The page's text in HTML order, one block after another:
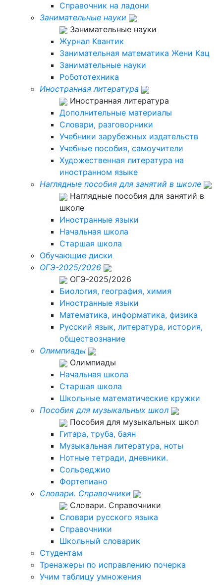
Справочник на ладони
Занимательные науки
Занимательные науки
Журнал Квантик
Занимательная математика Жени Кац
Занимательные науки
Робототехника
Иностранная литература
Иностранная литература
Дополнительные материалы
Словари, разговорники
Учебники зарубежных издательств
Учебные пособия, самоучители
Художественная литература на
иностранном языке
Наглядные пособия для занятий в школе
Наглядные пособия для занятий в
школе
Иностранные языки
Начальная школа
Старшая школа
Обучающие диски
ОГЭ-2025/2026
ОГЭ-2025/2026
Биология, география, химия
Иностранные языки
Математика, информатика, физика
Русский язык, литература, история,
обществознание
Олимпиады
Олимпиады
Начальная школа
Старшая школа
Школьные математические кружки
Пособия для музыкальных школ
Пособия для музыкальных школ
Гитара, труба, баян
Музыкальная литература, ноты
Нотные тетради, дневники.
Сольфеджио
Фортепиано
Словари. Справочники
Словари. Справочники
Словари русского языка
Справочники
Школьный словарик
Студентам
Тренажеры по исправлению почерка
Учим таблицу умножения